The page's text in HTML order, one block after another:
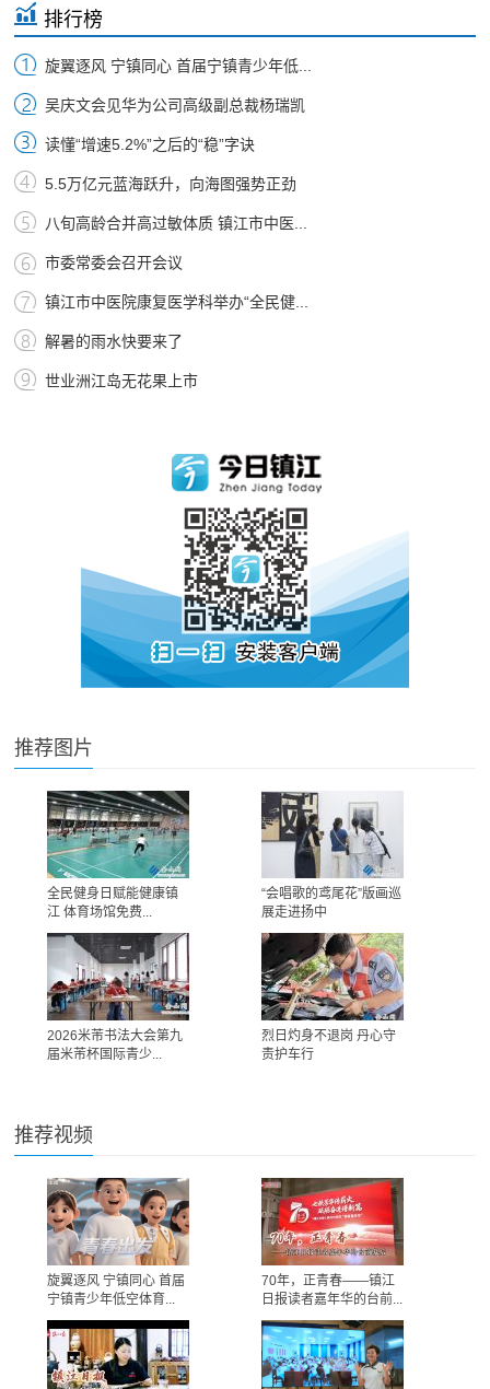
排行榜
旋翼逐风 宁镇同心 首届宁镇青少年低...
吴庆文会见华为公司高级副总裁杨瑞凯
读懂“增速5.2%”之后的“稳”字诀
5.5万亿元蓝海跃升，向海图强势正劲
八旬高龄合并高过敏体质 镇江市中医...
市委常委会召开会议
镇江市中医院康复医学科举办“全民健...
解暑的雨水快要来了
世业洲江岛无花果上市
推荐图片
全民健身日赋能健康镇
江 体育场馆免费...
“会唱歌的鸢尾花”版画巡
展走进扬中
2026米芾书法大会第九
届米芾杯国际青少...
烈日灼身不退岗 丹心守
责护车行
推荐视频
旋翼逐风 宁镇同心 首届
宁镇青少年低空体育...
70年，正青春——镇江
日报读者嘉年华的台前...